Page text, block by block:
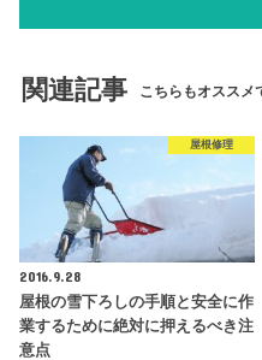
関連記事 こちらもオススメ
屋根修理
2016.9.28
屋根の雪下ろしの手順と安全に作
業するために絶対に押えるべき注
意点